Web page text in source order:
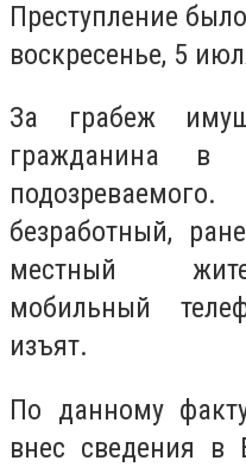
Преступление
воскресенье, 5
За грабеж
гражданина в
безработный,
местный
мобильный
изъят.
По данному
внес сведения